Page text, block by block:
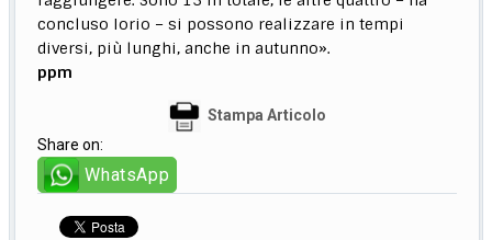
concluso Iorio – si possono realizzare in tempi
diversi, più lunghi, anche in autunno».
ppm
Stampa Articolo
Share on:
WhatsApp